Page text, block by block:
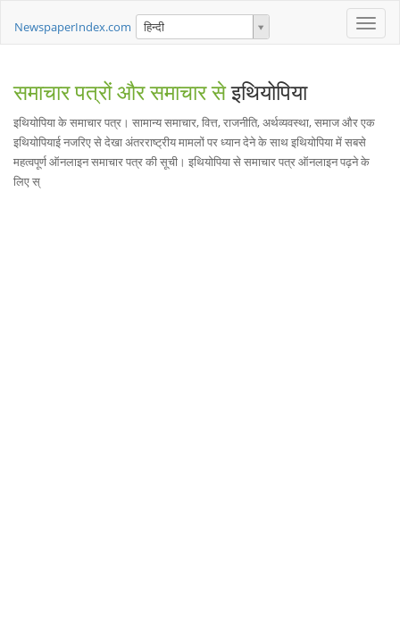
Toggle
NewspaperIndex.com हिन्दी
समाचार पत्रों और समाचार सेइथियोपिया
इथियोपिया के समाचार पत्र। सामान्य समाचार, वित्त, राजनीति, अर्थव्यवस्था, समाज और एक
इथियोपियाई नजरिए से देखा अंतरराष्ट्रीय मामलों पर ध्यान देने के साथ इथियोपिया में सबसे
महत्वपूर्ण ऑनलाइन समाचार पत्र की सूची। इथियोपिया से समाचार पत्र ऑनलाइन पढ़ने के
लिए स्